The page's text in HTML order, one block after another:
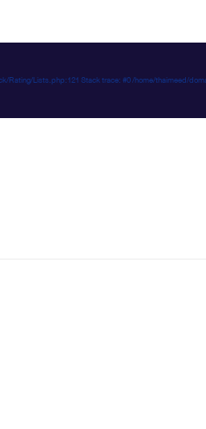
Lists.php:121 Stack trace: #0 /home/